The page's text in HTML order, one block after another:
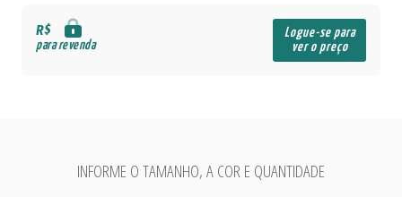
R$
para revenda
Logue-se para
ver o preço
INFORME O TAMANHO, A COR E QUANTIDADE